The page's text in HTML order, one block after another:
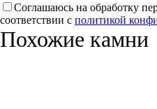
Соглашаюсь на обработку
соответствии с политикой
Похожие камни